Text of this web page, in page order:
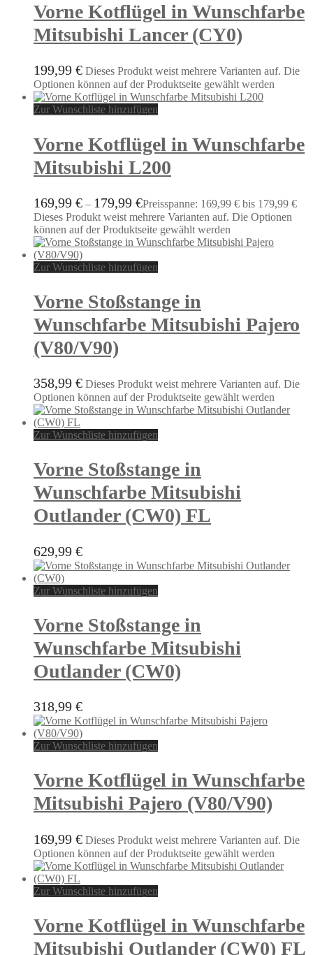
Vorne Kotflügel in Wunschfarbe
Mitsubishi Lancer (CY0)
199,99 € Dieses Produkt weist mehrere Varianten auf. Die
Optionen können auf der Produktseite gewählt werden
Zur Wunschliste hinzufügen
Vorne Kotflügel in Wunschfarbe
Mitsubishi L200
169,99 € – 179,99 €Preisspanne: 169,99 € bis 179,99 €
Dieses Produkt weist mehrere Varianten auf. Die Optionen
können auf der Produktseite gewählt werden
Zur Wunschliste hinzufügen
Vorne Stoßstange in
Wunschfarbe Mitsubishi Pajero
(V80/V90)
358,99 € Dieses Produkt weist mehrere Varianten auf. Die
Optionen können auf der Produktseite gewählt werden
Zur Wunschliste hinzufügen
Vorne Stoßstange in
Wunschfarbe Mitsubishi
Outlander (CW0) FL
629,99 €
Zur Wunschliste hinzufügen
Vorne Stoßstange in
Wunschfarbe Mitsubishi
Outlander (CW0)
318,99 €
Zur Wunschliste hinzufügen
Vorne Kotflügel in Wunschfarbe
Mitsubishi Pajero (V80/V90)
169,99 € Dieses Produkt weist mehrere Varianten auf. Die
Optionen können auf der Produktseite gewählt werden
Zur Wunschliste hinzufügen
Vorne Kotflügel in Wunschfarbe
Mitsubishi Outlander (CW0) FL